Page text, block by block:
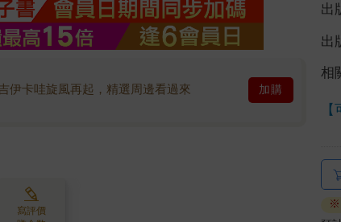
伊卡哇旋風再起，精選周邊看過來 加購
寫評價
出
出
相
※